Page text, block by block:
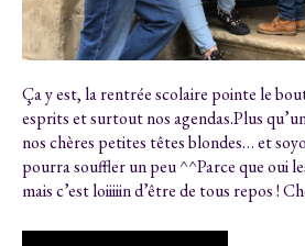
Ça y est, la rentrée scolaire pointe le
esprits et surtout nos agendas.Plus
nos chères petites têtes blondes… et
pourra souffler un peu ^^Parce que oui
mais c’est loiiiiin d’être de tous repos !